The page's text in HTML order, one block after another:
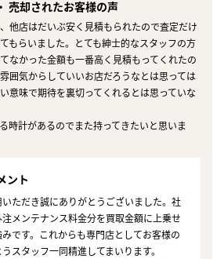
売却されたお客様の声
他店はだいぶ安く見積もられたので査定だけ
もらいました。とても紳士的なスタッフの方
なかった金額も一番高く見積もってくれたの
囲気からしていいお店だろうなとは思っては
意味で期待を裏切ってくれるとは思っていな
時計があるのでまた持ってきたいと思いま
ント
ただき誠にありがとうございました。社
メンテナンス料金分を買取金額に上乗せ
です。これからも専門店としてお客様の
スタッフ一同精進してまいります。